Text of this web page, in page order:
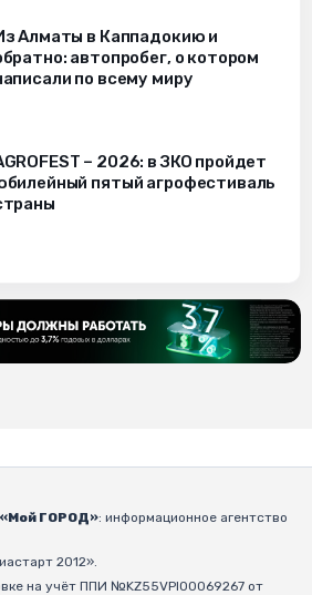
Алматы в Каппадокию и
автопробег, о котором
по всему миру
– 2026: в ЗКО пройдет
пятый агрофестиваль
ГОРОД»: информационное агентство
2012».
на учёт ППИ №KZ55VPI00069267 от